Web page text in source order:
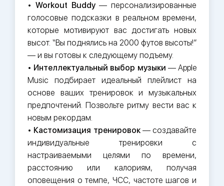
• Workout Buddy— персонализированные
голосовые подсказки в реальном времени,
которые мотивируют вас достигать новых
высот. “Вы поднялись на 2000 футов высоты!”
— и вы готовы к следующему подъему.
• Интеллектуальный выбор музыки — Apple
Music подбирает идеальный плейлист на
основе ваших тренировок и музыкальных
предпочтений. Позвольте ритму вести вас к
новым рекордам.
• Кастомизация тренировок— создавайте
индивидуальные тренировки с
настраиваемыми целями по времени,
расстоянию или калориям, получая
оповещения о темпе, ЧСС, частоте шагов и